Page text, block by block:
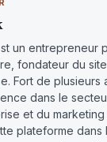
un entrepreneur
fondateur du
Fort de plusieurs
dans le
et du marketing
plateforme dans